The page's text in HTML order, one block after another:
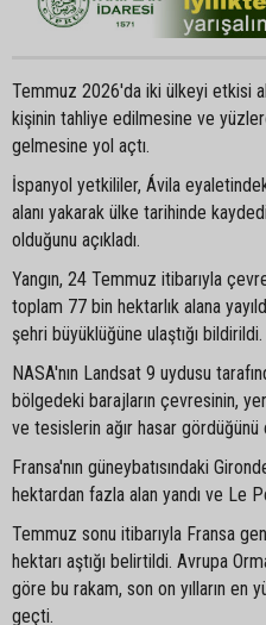
Temmuz 2026'da iki ülkeyi etkisi
kişinin tahliye edilmesine ve
gelmesine yol açtı.
İspanyol yetkililer, Ávila
alanı yakarak ülke tarihinde
olduğunu açıkladı.
Yangın, 24 Temmuz itibarıyla
toplam 77 bin hektarlık alana
şehri büyüklüğüne ulaştığı bildirildi.
NASA'nın Landsat 9 uydusu
bölgedeki barajların çevresinin,
ve tesislerin ağır hasar gördüğünü
Fransa'nın güneybatısındaki
hektardan fazla alan yandı ve Le
Temmuz sonu itibarıyla Fransa
hektarı aştığı belirtildi. Avrupa
göre bu rakam, son on yılların en
geçti.